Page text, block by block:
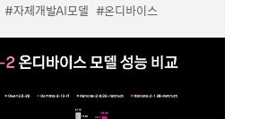
#자체개발AI모델 #온디바이스